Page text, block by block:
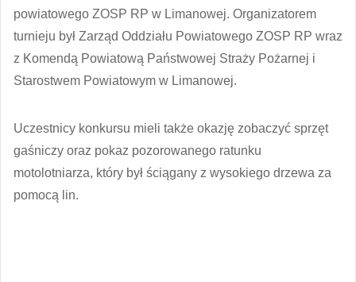
powiatowego ZOSP RP w Limanowej. Organizatorem
turnieju był Zarząd Oddziału Powiatowego ZOSP RP wraz
z Komendą Powiatową Państwowej Straży Pożarnej i
Starostwem Powiatowym w Limanowej.
Uczestnicy konkursu mieli także okazję zobaczyć sprzęt
gaśniczy oraz pokaz pozorowanego ratunku
motolotniarza, który był ściągany z wysokiego drzewa za
pomocą lin.